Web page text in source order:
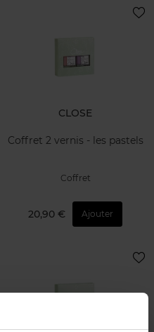
CLOSE
Coffret 2 vernis - les pastels
Coffret
20,90 € Ajouter